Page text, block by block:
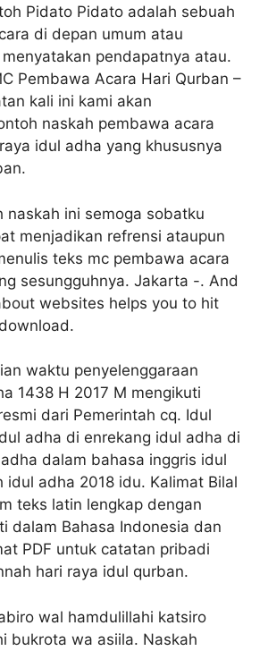
Pidato Pidato adalah sebuah
di depan umum atau
pendapatnya atau.
Pembawa Acara Hari Qurban –
kali ini kami akan
naskah pembawa acara
idul adha yang khususnya
naskah ini semoga sobatku
menjadikan refrensi ataupun
teks mc pembawa acara
sesungguhnya. Jakarta -. And
websites helps you to hit
waktu penyelenggaraan
1438 H 2017 M mengikuti
dari Pemerintah cq. Idul
adha di enrekang idul adha di
dalam bahasa inggris idul
idul adha 2018 idu. Kalimat Bilal
teks latin lengkap dengan
dalam Bahasa Indonesia dan
PDF untuk catatan pribadi
hari raya idul qurban.
wal hamdulillahi katsiro
bukrota wa asiila. Naskah